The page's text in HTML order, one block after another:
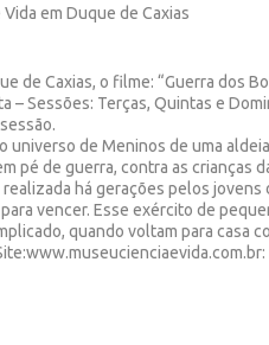
de Caxias, o filme: “Guerra dos
– Sessões: Terças, Quintas e
universo de Meninos de uma
pé de guerra, contra as crianças
há gerações pelos jovens
vencer. Esse exército de
quando voltam para casa